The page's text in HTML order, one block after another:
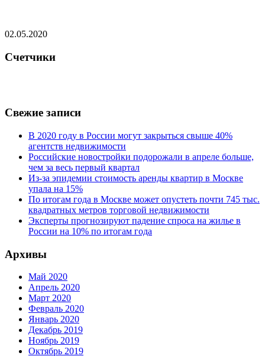
02.05.2020
Счетчики
Свежие записи
В 2020 году в России могут закрыться свыше 40%
агентств недвижимости
Российские новостройки подорожали в апреле больше,
чем за весь первый квартал
Из-за эпидемии стоимость аренды квартир в Москве
упала на 15%
По итогам года в Москве может опустеть почти 745 тыс.
квадратных метров торговой недвижимости
Эксперты прогнозируют падение спроса на жилье в
России на 10% по итогам года
Архивы
Май 2020
Апрель 2020
Март 2020
Февраль 2020
Январь 2020
Декабрь 2019
Ноябрь 2019
Октябрь 2019